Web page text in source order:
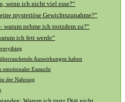
wenn ich nicht viel esse?“
mysteriöse Gewichtszunahme?“
warum nehme ich trotzdem zu?“
ich fett werde“
Auswirkungen haben
emotionaler Esssucht
der Nahrung